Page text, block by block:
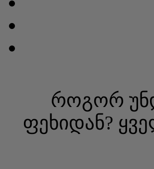
როგორ
ფეხიდან?